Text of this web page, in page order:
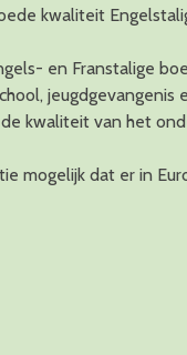
kwaliteit
en Franstalige
kwaliteit van het
mogelijk dat er in